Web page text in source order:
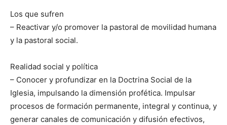
Los que sufren
– Reactivar y/o promover la pastoral de movilidad humana
y la pastoral social.
Realidad social y política
– Conocer y profundizar en la Doctrina Social de la
Iglesia, impulsando la dimensión profética. Impulsar
procesos de formación permanente, integral y continua, y
generar canales de comunicación y difusión efectivos,